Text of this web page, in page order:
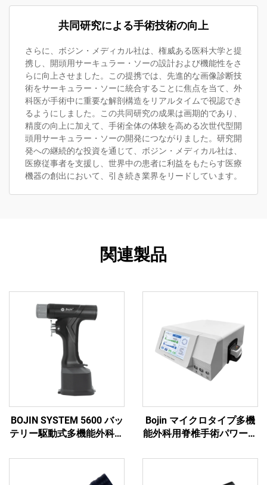
共同研究による手術技術の向上
さらに、ボジン・メディカル社は、権威ある医科大学と提
携し、開頭用サーキュラー・ソーの設計および機能性をさ
らに向上させました。この提携では、先進的な画像診断技
術をサーキュラー・ソーに統合することに焦点を当て、外
科医が手術中に重要な解剖構造をリアルタイムで視認でき
るようにしました。この共同研究の成果は画期的であり、
精度の向上に加えて、手術全体の体験を高める次世代型開
頭用サーキュラー・ソーの開発につながりました。研究開
発への継続的な投資を通じて、ボジン・メディカル社は、
医療従事者を支援し、世界中の患者に利益をもたらす医療
機器の創出において、引き続き業界をリードしています。
関連製品
BOJIN SYSTEM 5600 バッ
テリー駆動式多機能外科用
Bojin マイクロタイプ多機
能外科用脊椎手術パワーツ